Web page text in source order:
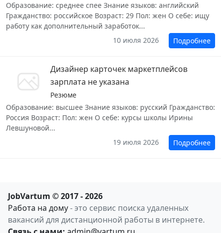
Образование: среднее спее Знание языков: английский
Гражданство: российское Возраст: 29 Пол: жен О себе: ищу
работу как дополнительный заработок...
10 июля 2026
Подробнее
Дизайнер карточек маркетплейсов
зарплата не указана
Резюме
Образование: высшее Знание языков: русский Гражданство:
Россия Возраст: Пол: жен О себе: курсы школы Ирины
Левшуновой...
19 июля 2026
Подробнее
JobVartum © 2017 - 2026
Работа на дому- это сервис поиска удаленных
вакансий для дистанционной работы в интернете.